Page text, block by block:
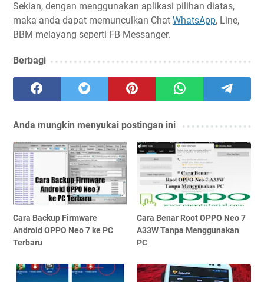
Sekian, dengan menggunakan aplikasi pilihan diatas,
maka anda dapat memunculkan Chat WhatsApp, Line,
BBM melayang seperti FB Messanger.
Berbagi
Anda mungkin menyukai postingan ini
Cara Backup Firmware
Android OPPO Neo 7 ke PC
Terbaru
Cara Benar Root OPPO Neo 7
A33W Tanpa Menggunakan
PC